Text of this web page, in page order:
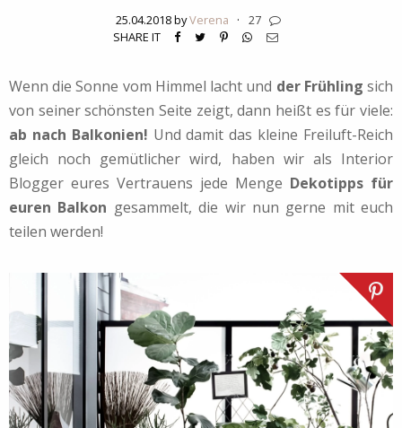
25.04.2018 byVerena ·
27
SHARE IT
Wenn die Sonne vom Himmel lacht und der Frühling sich
von seiner schönsten Seite zeigt, dann heißt es für viele:
ab nach Balkonien! Und damit das kleine Freiluft-Reich
gleich noch gemütlicher wird, haben wir als Interior
Blogger eures Vertrauens jede Menge Dekotipps für
euren Balkon gesammelt, die wir nun gerne mit euch
teilen werden!